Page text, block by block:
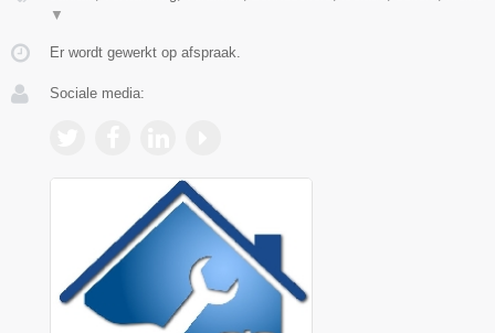
▼
Er wordt gewerkt op afspraak.
Sociale media: